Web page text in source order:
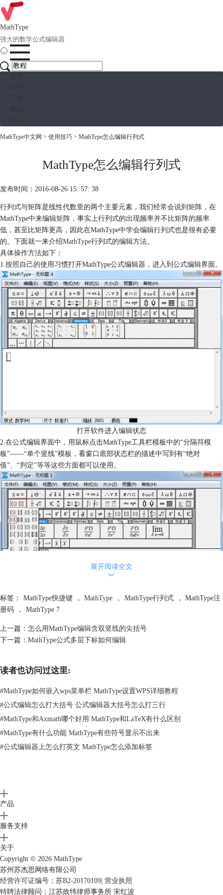
MathType
强大的数学公式编辑器
MathType中文网 > 使用技巧 > MathType怎么编辑行列式
MathType怎么编辑行列式
发布时间：2016-08-26 15: 57: 38
行列式与矩阵是线性代数里的两个主要元素，我们经常会说到矩阵，在
MathType中来编辑矩阵，事实上行列式的出现频率并不比矩阵的频率
低，甚至比矩阵更高，因此在MathType中学会编辑行列式也是很有必要
的。下面就一来介绍MathType行列式的编辑方法。
具体操作方法如下：
1.按照自己的使用习惯打开MathType公式编辑器，进入到公式编辑界面。
打开软件进入编辑状态
2.在公式编辑界面中，用鼠标点击MathType工具栏模板中的“分隔符模
板”——“单个竖线”模板，看窗口底部状态栏的描述中写到有“绝对
值”、“判定”等等这些方面都可以使用。
3.将光标放到输入框中，然后用鼠标点击MathType的“矩阵模板”，然后在
这个矩阵模板中，根据自己的需要选择使用几行几列的模板。
在输入框中使用矩阵模板
4.如果没有自己合适的行与列，可以点击最后一排的模板，在弹出的对话
框中输入自己的需要的行数与列数。
展开阅读全文
︾
标签： MathType快捷键 ， MathType ， MathType行列式 ，
MathType注
册码
， MathType 7
上一篇： 怎么用MathType编辑含双竖线的尖括号
下一篇： MathType公式多层下标如何编辑
读者也访问过这里:
#MathType如何嵌入wps菜单栏 MathType设置WPS详细教程
#公式编辑怎么打大括号 公式编辑器大括号怎么打三行
#MathType和Axmath哪个好用 MathType和LaTeX有什么区别
#MathType有什么功能 MathType有些符号显示不出来
#公式编辑器上怎么打英文 MathType怎么添加标签
产品
服务支持
关于
Copyright © 2026 MathType
苏州苏杰思网络有限公司
经营许可证编号：苏B2-20170109 营业执照
特聘法律顾问：江苏政纬律师事务所 宋红波